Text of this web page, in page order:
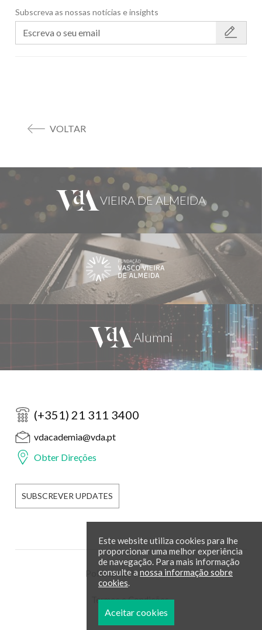
Subscreva as nossas notícias e insights
VOLTAR
(+351) 21 311 3400
vdacademia@vda.pt
Obter Direções
SUBSCREVER UPDATES
Política de Privacidade
Termos e Condições
Este website utiliza cookies para lhe
proporcionar uma melhor experiência
de navegação. Para mais informação
consulte a nossa informação sobre
cookies.
Aceitar cookies